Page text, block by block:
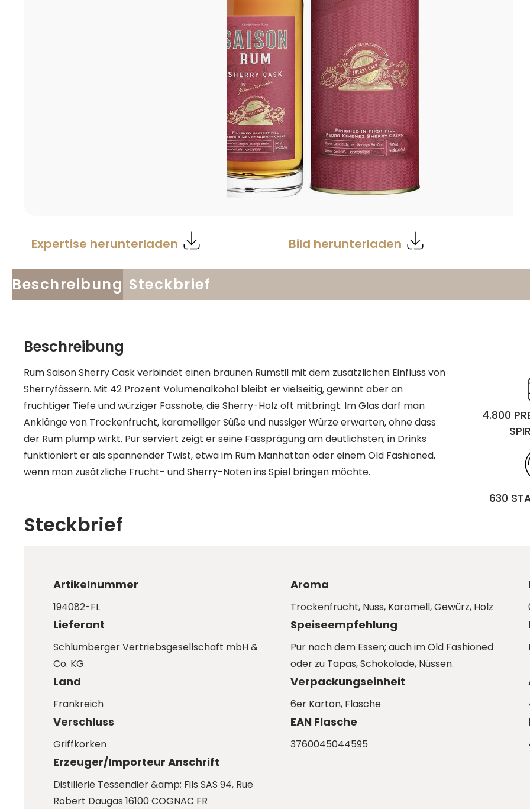
Expertise herunterladen Bild herunterladen
Beschreibung Steckbrief
Beschreibung
Rum Saison Sherry Cask verbindet einen braunen Rumstil mit dem zusätzlichen Einfluss von
Sherryfässern. Mit 42 Prozent Volumenalkohol bleibt er vielseitig, gewinnt aber an
fruchtiger Tiefe und würziger Fassnote, die Sherry-Holz oft mitbringt. Im Glas darf man
Anklänge von Trockenfrucht, karamelliger Süße und nussiger Würze erwarten, ohne dass
der Rum plump wirkt. Pur serviert zeigt er seine Fassprägung am deutlichsten; in Drinks
funktioniert er als spannender Twist, etwa im Rum Manhattan oder einem Old Fashioned,
wenn man zusätzliche Frucht- und Sherry-Noten ins Spiel bringen möchte.
4.800
630
Steckbrief
Artikelnummer
194082-FL
Aroma
Trockenfrucht, Nuss, Karamell, Gewürz, Holz
Lieferant
Schlumberger Vertriebsgesellschaft mbH &
Co. KG
Speiseempfehlung
Pur nach dem Essen; auch im Old Fashioned
oder zu Tapas, Schokolade, Nüssen.
Land
Frankreich
Verpackungseinheit
6er Karton, Flasche
Verschluss
Griffkorken
EAN Flasche
3760045044595
Erzeuger/Importeur Anschrift
Distillerie Tessendier &amp; Fils SAS 94, Rue
Robert Daugas 16100 COGNAC FR